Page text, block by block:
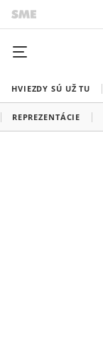
HVIEZDY SÚ UŽ TU
REPREZENTÁCIE